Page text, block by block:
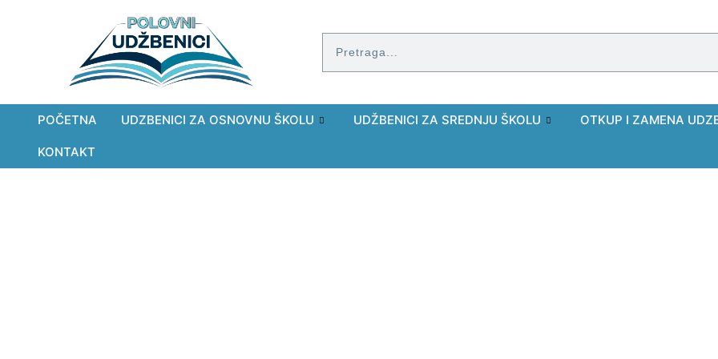
POČETNA UDZBENICI ZA OSNOVNU ŠKOLU UDŽBENICI ZA SREDNJU ŠKOLU OTKUP I ZAMENA
KONTAKT